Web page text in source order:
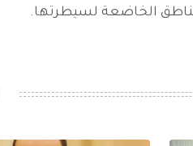
الخاضعة لسيطرتها.